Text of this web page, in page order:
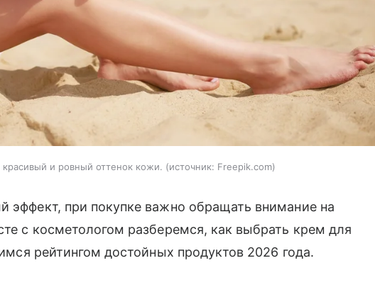
и ровный оттенок кожи. источник: Freepik.com
эффект, при покупке важно обращать внимание на
с косметологом разберемся, как выбрать крем для
рейтингом достойных продуктов 2026 года.